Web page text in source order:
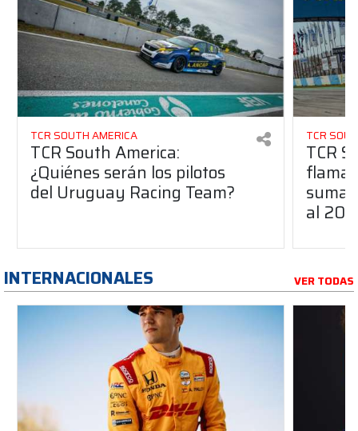
TCR SOUTH AMERICA
TCR South America:
¿Quiénes serán los pilotos
del Uruguay Racing Team?
TCR
TCR
suma
al
INTERNACIONALES VER TODAS